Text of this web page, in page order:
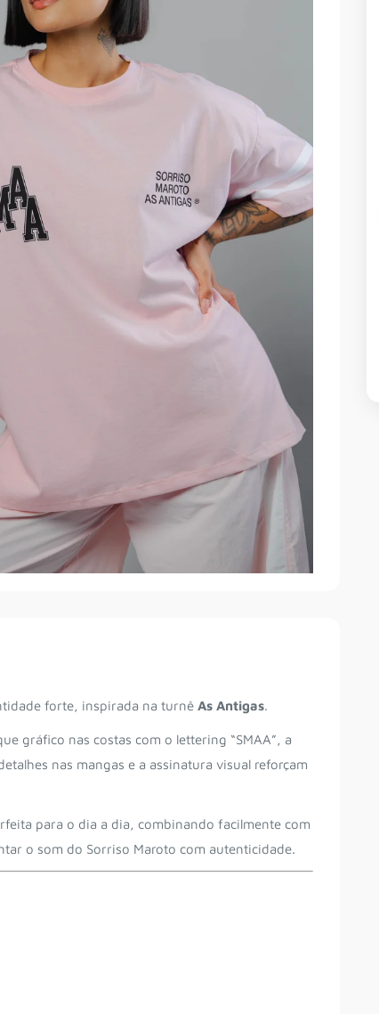
forte, inspirada na turnê As Antigas.
gráfico nas costas com o lettering “SMAA”, a
nas mangas e a assinatura visual reforçam
para o dia a dia, combinando facilmente com
o som do Sorriso Maroto com autenticidade.